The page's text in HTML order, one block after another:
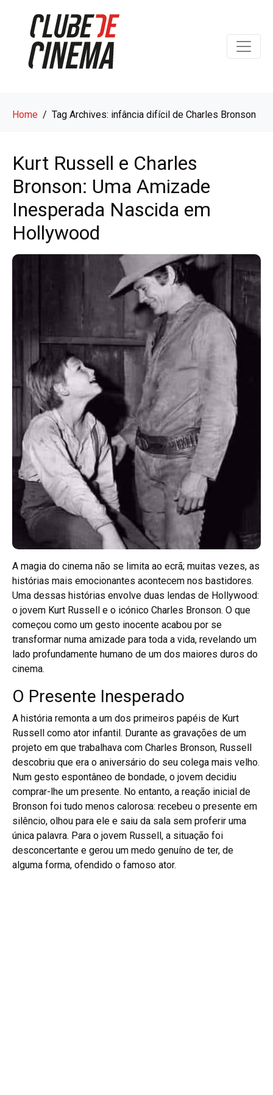
Home Tag Archives: infância difícil de Charles Bronson
Kurt Russell e Charles
Bronson: Uma Amizade
Inesperada Nascida em
Hollywood
A magia do cinema não se limita ao ecrã; muitas vezes, as
histórias mais emocionantes acontecem nos bastidores.
Uma dessas histórias envolve duas lendas de Hollywood:
o jovem Kurt Russell e o icónico Charles Bronson. O que
começou como um gesto inocente acabou por se
transformar numa amizade para toda a vida, revelando um
lado profundamente humano de um dos maiores duros do
cinema.
O Presente Inesperado
A história remonta a um dos primeiros papéis de Kurt
Russell como ator infantil. Durante as gravações de um
projeto em que trabalhava com Charles Bronson, Russell
descobriu que era o aniversário do seu colega mais velho.
Num gesto espontâneo de bondade, o jovem decidiu
comprar-lhe um presente. No entanto, a reação inicial de
Bronson foi tudo menos calorosa: recebeu o presente em
silêncio, olhou para ele e saiu da sala sem proferir uma
única palavra. Para o jovem Russell, a situação foi
desconcertante e gerou um medo genuíno de ter, de
alguma forma, ofendido o famoso ator.